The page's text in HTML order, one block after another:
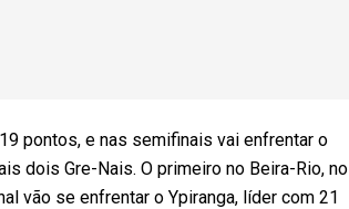
pontos, e nas semifinais vai enfrentar o
dois Gre-Nais. O primeiro no Beira-Rio, no
vão se enfrentar o Ypiranga, líder com 21